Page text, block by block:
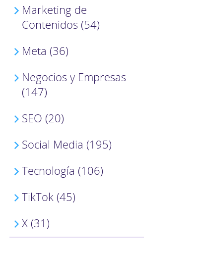
Marketing de
Contenidos (54)
Meta (36)
Negocios y Empresas
(147)
SEO (20)
Social Media (195)
Tecnología (106)
TikTok (45)
X (31)